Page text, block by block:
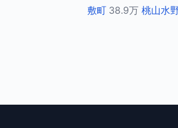
敷町 38.9万 桃山水